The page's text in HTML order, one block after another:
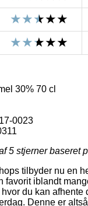
30% 70 cl
0023
5 stjerner baseret
tilbyder nu en
favorit iblandt
du kan afhente
Denne er